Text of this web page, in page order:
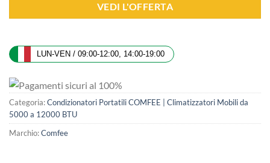
VEDI L'OFFERTA
LUN-VEN / 09:00-12:00, 14:00-19:00
Categoria:Condizionatori Portatili COMFEE | Climatizzatori Mobili da
5000 a 12000 BTU
Marchio:Comfee